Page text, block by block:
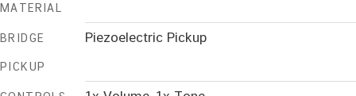
MATERIAL
BRIDGE
PICKUP
Piezoelectric Pickup